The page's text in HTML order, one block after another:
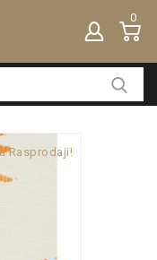
0
Rasprodaji!